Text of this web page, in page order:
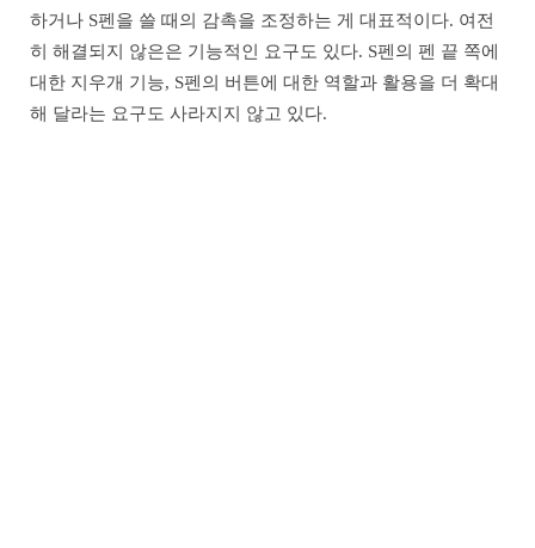
하거나 S펜을 쓸 때의 감촉을 조정하는 게 대표적이다. 여전
히 해결되지 않은은 기능적인 요구도 있다. S펜의 펜 끝 쪽에
대한 지우개 기능, S펜의 버튼에 대한 역할과 활용을 더 확대
해 달라는 요구도 사라지지 않고 있다.